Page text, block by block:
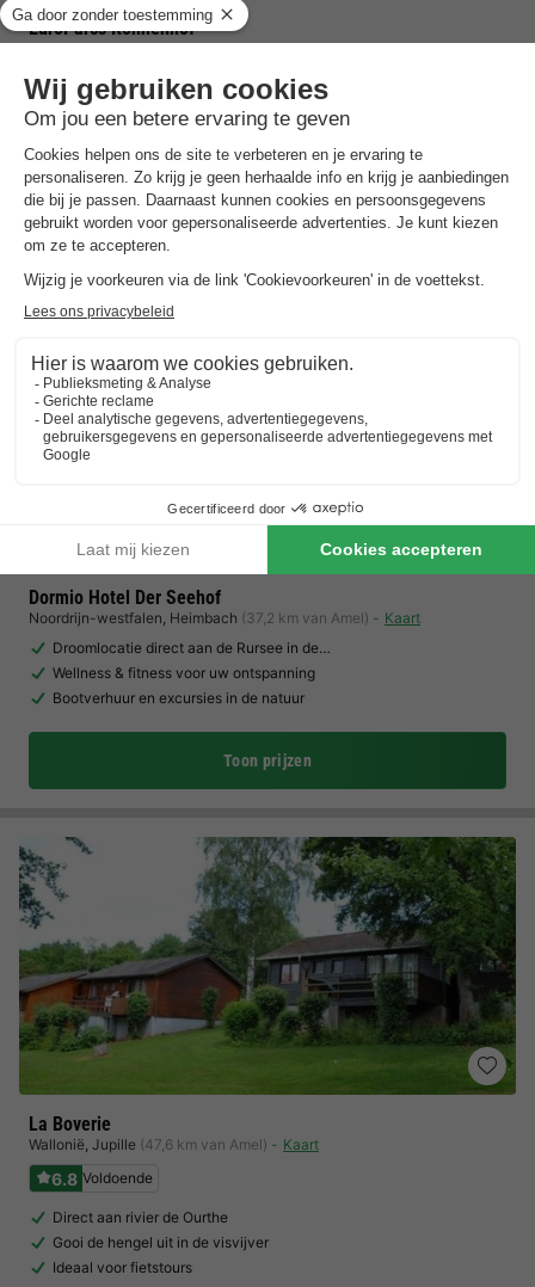
EuroParcs Kohnenhof
Luxemburg,Eisenbach (37,5 km van Amel) Kaart
8.8 Zeer goed
Fantastische locatie in het hart van de…
Huisdieren toegestaan
Ideaal voor natuurliefhebbers
Toon prijzen
Dormio Hotel Der Seehof
Noordrijn-westfalen, Heimbach (37,2 km van Amel)
Kaart
Droomlocatie direct aan de Rursee in de…
Wellness & fitness voor uw ontspanning
Bootverhuur en excursies in de natuur
Toon prijzen
La Boverie
Wallonië, Jupille (47,6 km van Amel) Kaart
6.8 Voldoende
Direct aan rivier de Ourthe
Gooi de hengel uit in de visvijver
Ideaal voor fietstours